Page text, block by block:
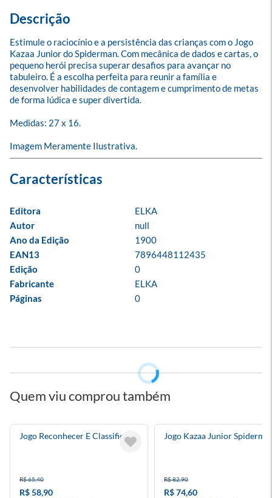
Descrição
Estimule o raciocínio e a persistência das crianças com o Jogo
Kazaa Junior do Spiderman. Com mecânica de dados e cartas, o
pequeno herói precisa superar desafios para avançar no
tabuleiro. É a escolha perfeita para reunir a família e
desenvolver habilidades de contagem e cumprimento de metas
de forma lúdica e super divertida.
Medidas: 27 x 16.
Imagem Meramente Ilustrativa.
Editora
ELKA
Autor
null
Ano da Edição
1900
EAN13
7896448112435
Edição
0
Fabricante
ELKA
Páginas
0
Quem viu comprou também
Jogo Reconhecer E Classificar
R$ 65,40
R$ 58,90
Jogo Kazaa Junior
R$ 82,90
R$ 74,60